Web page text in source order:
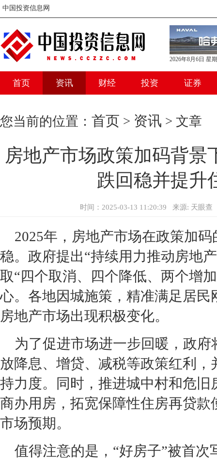
中国投资信息网
2026年8月6日 星
首页 资讯 财经 投资 证券
您当前的位置： 首页 > 资讯 > 文章
房地产市场政策加码背景
跌回稳并提升
时间：2025-03-13 11:20:39 来源: 天眼
2025年，房地产市场在政策加
稳。政府提出“持续用力推动房地
取“四个取消、四个降低、两个增
心。各地因城施策，精准满足居
房地产市场出现积极变化。
为了促进市场进一步回暖，政
放降息、增贷、减税等政策红利，
持力度。同时，推进城中村和危
商办用房，拓宽保障性住房再贷
市场预期。
值得注意的是，“好房子”被首